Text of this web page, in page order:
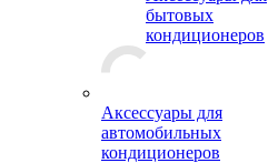
бытовых
кондиционеров
Аксессуары для
автомобильных
кондиционеров